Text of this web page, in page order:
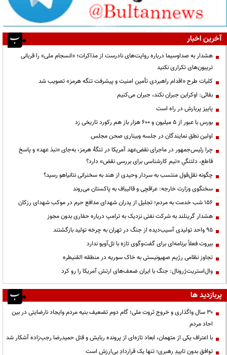
آخرین اخبار
هشدار به صداوسیما درباره روایت‌های نادرست از مذاکرات؛ «انسجام ملی» را قربانی
تریبون‌های تکراری نکنید
کلیات طرح «اقدام راهبردی تأمین امنیت و پیشرفت تنگه هرمز» تصویب شد
بقائی: اوکراین جبران نکند، جبران می‌کنیم
پاییز پربارش در راه است
بورس با عبور از ۵ میلیون و ۶۰۰ هزار باز هم رکورد تاریخی زد
اولین نطق نمایندگان در جلسه وبیناری صحن مجلس
چرا رئیس‌جمهور در ماجرای نقض‌عهد آمریکا در تنگهٔ هرمز، به‌جای «نبذ عهد» و پاسخ
قاطع، دلتنگیِ «تیم کارشناسی برای بررسی نقض» دارد؟
چگونه نقل‌قول منتسب به سردار وحیدی از هند به سخنرانی نتانیاهو رسید؟
سخنگوی وزارت خارجه: عراقچی و قالیباف به پاکستان می‌روند
۱۵۶ شب خدمت به مردم؛ تجلیل از پدران شهدای مدافع حرم در موکب شهدای رزکان
هشدار گرینلند به شرکت نفتی نزدیک به ترامپ درباره حفاری بدون مجوز
95 واحد تولیدی آسیب‌دیده از جنگ در تهران به چرخه تولید بازگشتند
بیروت فعلاً برنامه‌ای برای گفت‌وگوی تازه با تل‌آویو ندارد
تجاوز نظامی رژیم صهیونیستی به خاک سوریه در منطقه القنیطره
وال‌استریت‌ژرونال: جنگ با ایران ضعف‌های ارتش آمریکا را رو کرد
پربازدید ها
۳۰ سال واگذاری و خروج ثروت ملی؛ گام دوم تضعیف بنیه مردم وایجاد نارضایتی در بین
احاد مردم
با اعتراف یکی از متهمان، ابعاد تازه‌ای از پرونده ربایش و قتل حمیدرضا رجب‌زاده آشکار شد
توافقِ بدونِ تاییدِ رهبری؛ تنها یک قراردادِ بی‌ارزش است